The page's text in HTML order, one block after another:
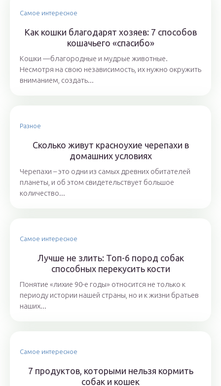
Самое интересное
Как кошки благодарят хозяев: 7 способов
кошачьего «спасибо»
Кошки —благородные и мудрые животные.
Несмотря на свою независимость, их нужно окружить
вниманием, создать...
Разное
Сколько живут красноухие черепахи в
домашних условиях
Черепахи – это одни из самых древних обитателей
планеты, и об этом свидетельствует большое
количество...
Самое интересное
Лучше не злить: Топ-6 пород собак
способных перекусить кости
Понятие «лихие 90-е годы» относится не только к
периоду истории нашей страны, но и к жизни братьев
наших...
Самое интересное
7 продуктов, которыми нельзя кормить
собак и кошек